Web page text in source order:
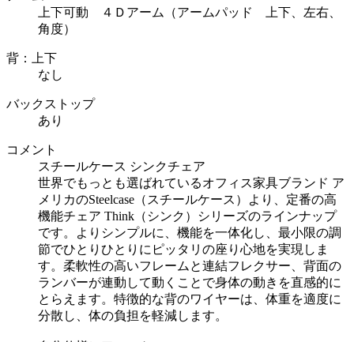
上下可動 ４Ｄアーム（アームパッド 上下、左右、
角度）
背：上下
なし
バックストップ
あり
コメント
スチールケース シンクチェア
世界でもっとも選ばれているオフィス家具ブランド ア
メリカのSteelcase（スチールケース）より、定番の高
機能チェア Think（シンク）シリーズのラインナップ
です。よりシンプルに、機能を一体化し、最小限の調
節でひとりひとりにピッタリの座り心地を実現しま
す。柔軟性の高いフレームと連結フレクサー、背面の
ランバーが連動して動くことで身体の動きを直感的に
とらえます。特徴的な背のワイヤーは、体重を適度に
分散し、体の負担を軽減します。